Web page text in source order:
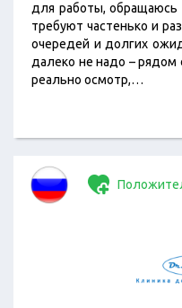
для работы, обращаюсь
требуют частенько и
очередей и долгих
далеко не надо – рядом
реально осмотр,…